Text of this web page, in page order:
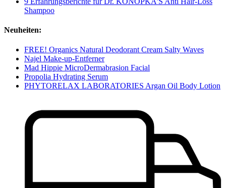
Shampoo
Neuheiten:
FREE! Organics Natural Deodorant Cream Salty Waves
Najel Make-up-Entferner
Mad Hippie MicroDermabrasion Facial
Propolia Hydrating Serum
PHYTORELAX LABORATORIES Argan Oil Body Lotion